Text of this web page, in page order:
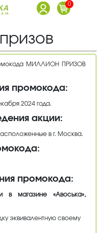
0
с 09:00 до 22:00
МИЛЛИОН ПРИЗОВ
промокода:
2024 года.
акции:
в г. Москва.
промокода:
в магазине «Авоська»,
эквивалентную своему